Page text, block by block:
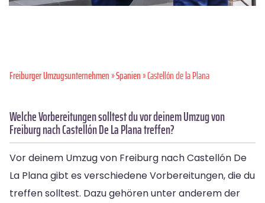
Freiburger Umzugsunternehmen»Spanien» Castellón de la Plana
Welche Vorbereitungen solltest du vor deinem Umzug von
Freiburg nach Castellón De La Plana treffen?
Vor deinem Umzug von Freiburg nach Castellón De
La Plana gibt es verschiedene Vorbereitungen, die du
treffen solltest. Dazu gehören unter anderem der